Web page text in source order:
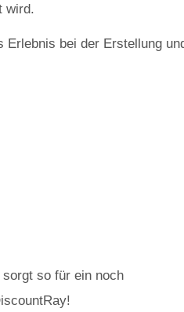
wird.
Erlebnis bei der Erstellung
so für ein noch